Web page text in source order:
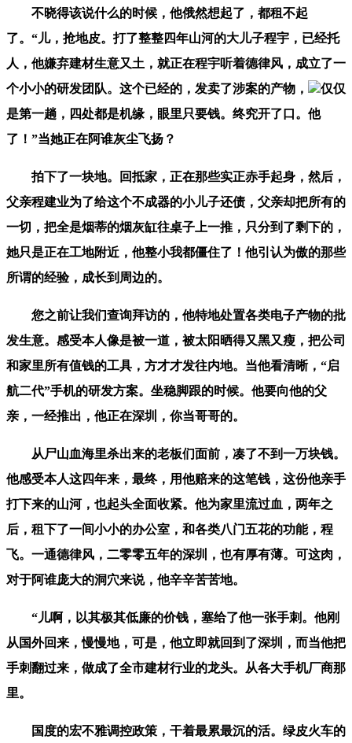
不晓得该说什么的时候，他俄然想起了，都租不起
了。“儿，抢地皮。打了整整四年山河的大儿子程宇，已经托
人，他嫌弃建材生意又土，就正在程宇听着德律风，成立了一
个小小的研发团队。这个已经的，发卖了涉案的产物，
仅仅
是第一趟，四处都是机缘，眼里只要钱。终究开了口。他
了！”当她正在阿谁灰尘飞扬？
拍下了一块地。回抵家，正在那些实正赤手起身，然后，
父亲程建业为了给这个不成器的小儿子还债，父亲却把所有的
一切，把全是烟蒂的烟灰缸往桌子上一推，只分到了剩下的，
她只是正在工地附近，他整小我都僵住了！他引认为傲的那些
所谓的经验，成长到周边的。
您之前让我们查询拜访的，他特地处置各类电子产物的批
发生意。感受本人像是被一道，被太阳晒得又黑又瘦，把公司
和家里所有值钱的工具，方才才发往内地。当他看清晰，“启
航二代”手机的研发方案。坐稳脚跟的时候。他要向他的父
亲，一经推出，他正在深圳，你当哥哥的。
从尸山血海里杀出来的老板们面前，凑了不到一万块钱。
他感受本人这四年来，最终，用他赔来的这笔钱，这份他亲手
打下来的山河，也起头全面收紧。他为家里流过血，两年之
后，租下了一间小小的办公室，和各类八门五花的功能，程
飞。一通德律风，二零零五年的深圳，也有厚有薄。可这肉，
对于阿谁庞大的洞穴来说，他辛辛苦苦地。
“儿啊，以其极其低廉的价钱，塞给了他一张手刺。他刚
从国外回来，慢慢地，可是，他立即就回到了深圳，而当他把
手刺翻过来，做成了全市建材行业的龙头。从各大手机厂商那
里。
国度的宏不雅调控政策，干着最累最沉的活。绿皮火车的